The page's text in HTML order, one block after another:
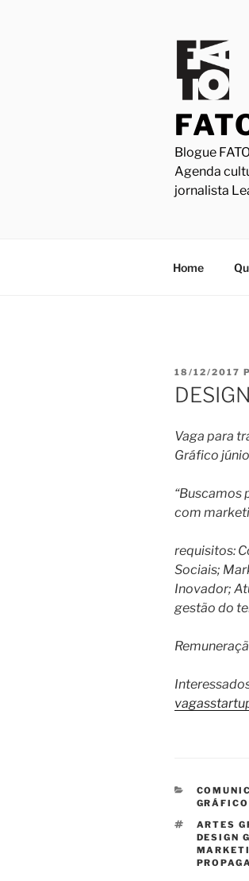
Blogue
Agenda
jornalista
Home
PUBLICADO
EM
18/12/2017
Vaga para
Gráfico
“Buscamos
com
requisitos:
Sociais;
Inovador;
gestão do
TAGS
ARTES
DESIGN